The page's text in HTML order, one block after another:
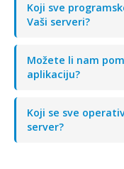
Koji sve
Vaši serveri?
Možete li nam
aplikaciju?
Koji se sve
server?